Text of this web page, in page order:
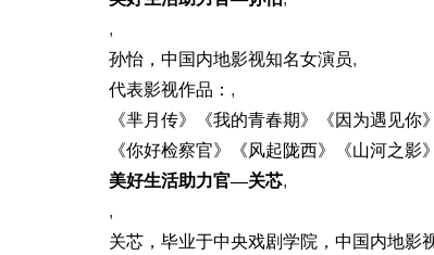
,
孙怡，中国内地影视知名女演员,
代表影视作品： ,
《芈月传》《我的青春期》《因为遇见你
《你好检察官》《风起陇西》《山河之影》
美好生活助力官—关芯,
,
关芯，毕业于中央戏剧学院，中国内地影